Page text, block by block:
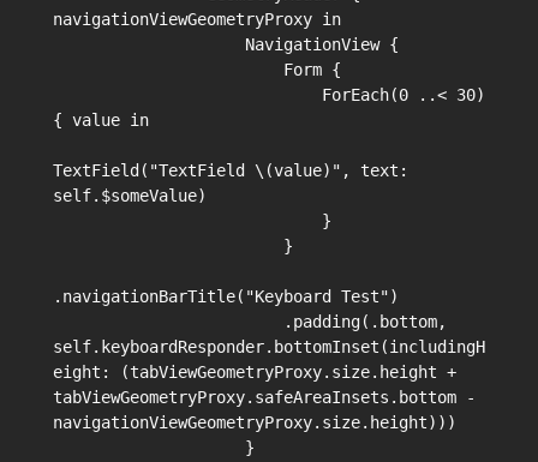
navigationViewGeometryProxy in
{ value in
TextField("TextField \(value)", text:
self.$someValue)
.navigationBarTitle("Keyboard Test")
self.keyboardResponder.bottomInset(includingH
eight: (tabViewGeometryProxy.size.height +
tabViewGeometryProxy.safeAreaInsets.bottom -
navigationViewGeometryProxy.size.height)))